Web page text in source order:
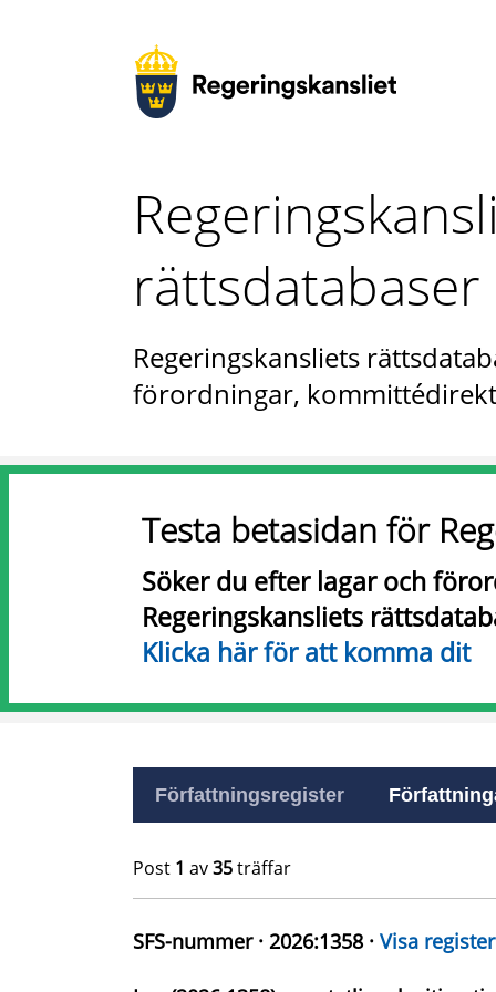
rättsdatabaser
Regeringskansliets
förordningar,
Testa betasidan för
Söker du efter lagar och
Regeringskansliets
Klicka här för att komma dit
Författningsregister
Post 1 av35träffar
SFS-nummer · 2026:1358 · Visa register